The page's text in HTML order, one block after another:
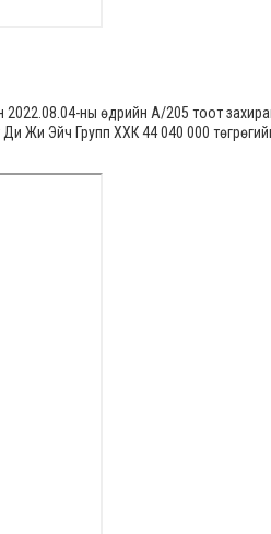
2022.08.04-ны өдрийн А/205 тоот
Жи Эйч Групп ХХК 44 040 000